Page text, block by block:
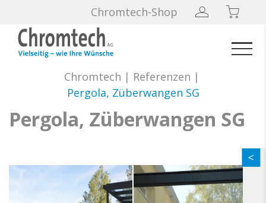
Chromtech-Shop
Chromtech | Referenzen |
Pergola, Züberwangen SG
Pergola, Züberwangen SG